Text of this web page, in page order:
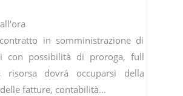
in somministrazione di
con possibilità di proroga, full
risorsa dovrá occuparsi della
fatture, contabilità...